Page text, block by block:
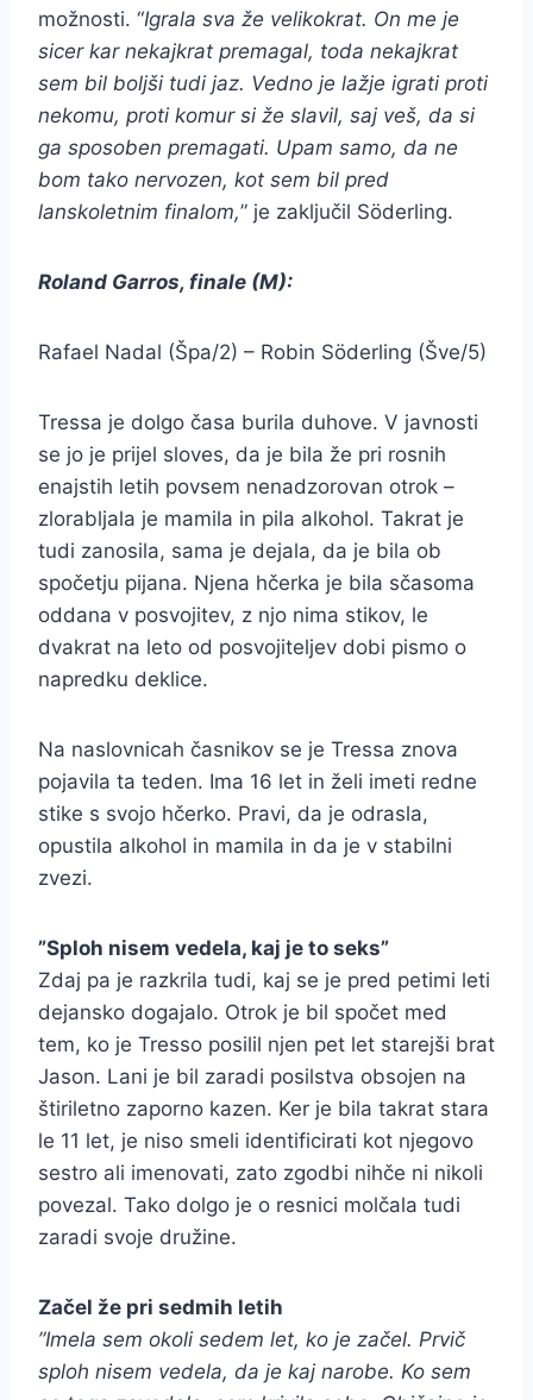
možnosti. “Igrala sva že velikokrat. On me je
sicer kar nekajkrat premagal, toda nekajkrat
sem bil boljši tudi jaz. Vedno je lažje igrati proti
nekomu, proti komur si že slavil, saj veš, da si
ga sposoben premagati. Upam samo, da ne
bom tako nervozen, kot sem bil pred
lanskoletnim finalom,” je zaključil Söderling.
Roland Garros, finale (M):
Rafael Nadal (Špa/2) – Robin Söderling (Šve/5)
Tressa je dolgo časa burila duhove. V javnosti
se jo je prijel sloves, da je bila že pri rosnih
enajstih letih povsem nenadzorovan otrok –
zlorabljala je mamila in pila alkohol. Takrat je
tudi zanosila, sama je dejala, da je bila ob
spočetju pijana. Njena hčerka je bila sčasoma
oddana v posvojitev, z njo nima stikov, le
dvakrat na leto od posvojiteljev dobi pismo o
napredku deklice.
Na naslovnicah časnikov se je Tressa znova
pojavila ta teden. Ima 16 let in želi imeti redne
stike s svojo hčerko. Pravi, da je odrasla,
opustila alkohol in mamila in da je v stabilni
zvezi.
”Sploh nisem vedela, kaj je to seks”
Zdaj pa je razkrila tudi, kaj se je pred petimi leti
dejansko dogajalo. Otrok je bil spočet med
tem, ko je Tresso posilil njen pet let starejši brat
Jason. Lani je bil zaradi posilstva obsojen na
štiriletno zaporno kazen. Ker je bila takrat stara
le 11 let, je niso smeli identificirati kot njegovo
sestro ali imenovati, zato zgodbi nihče ni nikoli
povezal. Tako dolgo je o resnici molčala tudi
zaradi svoje družine.
Začel že pri sedmih letih
”Imela sem okoli sedem let, ko je začel. Prvič
sploh nisem vedela, da je kaj narobe. Ko sem